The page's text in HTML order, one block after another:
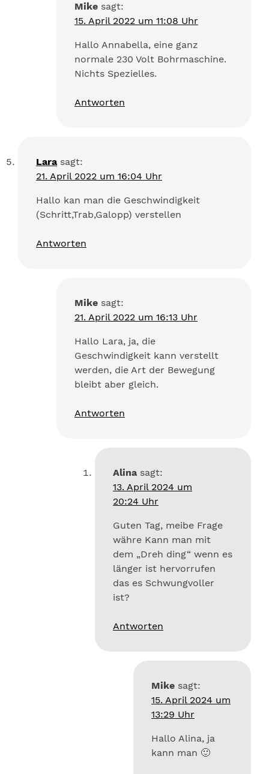
Mike sagt:
15. April 2022 um 11:08 Uhr
Hallo Annabella, eine ganz
normale 230 Volt Bohrmaschine.
Nichts Spezielles.
Antworten
Lara sagt:
21. April 2022 um 16:04 Uhr
Hallo kan man die Geschwindigkeit
(Schritt,Trab,Galopp) verstellen
Antworten
Mike sagt:
21. April 2022 um 16:13 Uhr
Hallo Lara, ja, die
Geschwindigkeit kann verstellt
werden, die Art der Bewegung
bleibt aber gleich.
Antworten
Alina sagt:
13. April 2024 um
20:24 Uhr
Guten Tag, meibe Frage
währe Kann man mit
dem „Dreh ding“ wenn es
länger ist hervorrufen
das es Schwungvoller
ist?
Antworten
Mike sagt:
15. April 2024 um
13:29 Uhr
Hallo Alina, ja
kann man 🙂